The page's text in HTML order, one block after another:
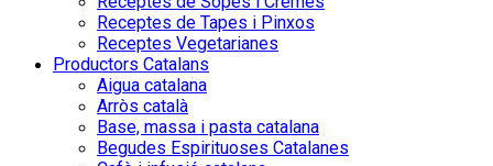
Receptes de Tapes i Pinxos
Receptes Vegetarianes
Productors Catalans
Aigua catalana
Arròs català
Base, massa i pasta catalana
Begudes Espirituoses Catalanes